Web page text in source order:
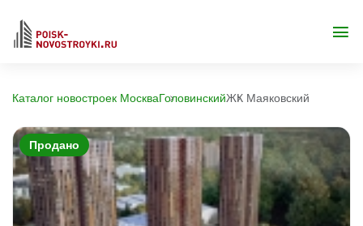
Каталог новостроек МоскваГоловинскийЖК Маяковский
Продано